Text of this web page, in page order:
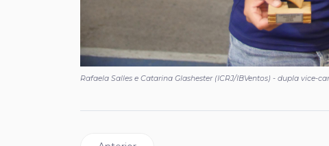
Rafaela Salles e Catarina Glashester (ICRJ/IBVentos) - dupla vice-